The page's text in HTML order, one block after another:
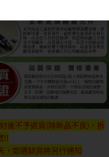
後不予退貨(除新品不良)，拆
!!
，如遇缺貨將另行通知